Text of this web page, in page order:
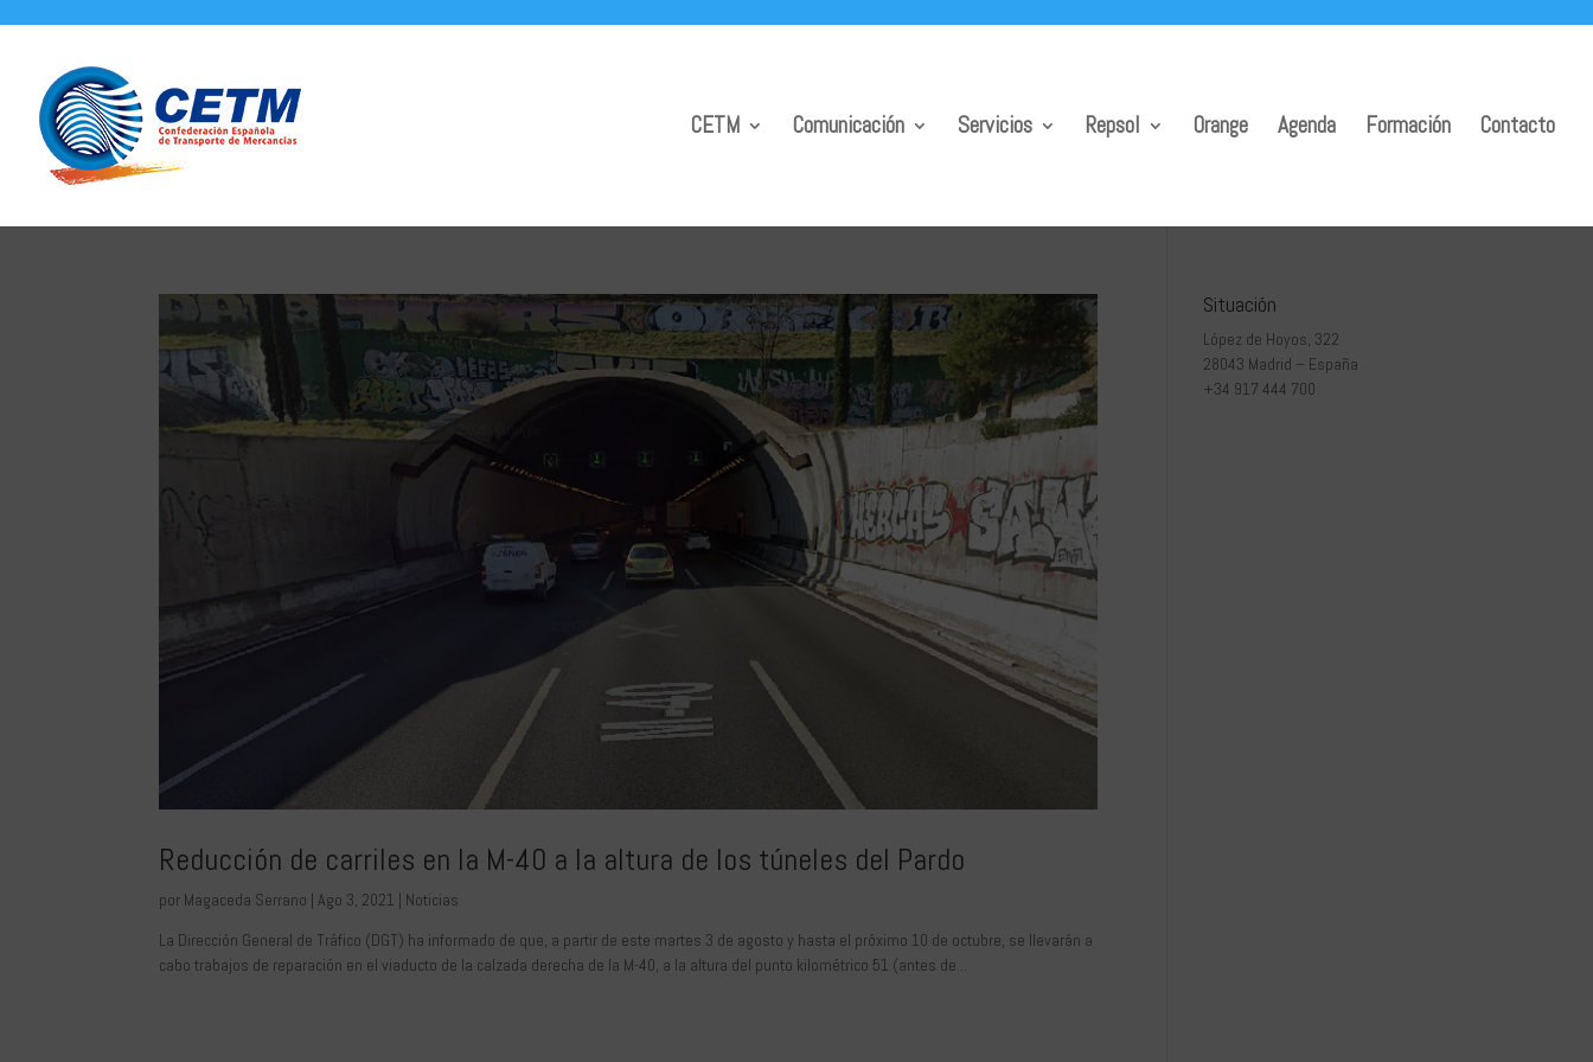
CETM Comunicación Servicios Repsol Orange Agenda Formación Contacto
Reducción de carriles en la M-40 a la altura de los túneles del Pardo
por Magaceda Serrano | Ago 3, 2021 | Noticias
La Dirección General de Tráfico (DGT) ha informado de que, a partir de este martes 3 de agosto y hasta el próximo 10 de octubre, se llevarán a
cabo trabajos de reparación en el viaducto de la calzada derecha de la M-40, a la altura del punto kilométrico 51 (antes de...
Situación
López de Hoyos, 322
28043 Madrid – España
+34 917 444 700